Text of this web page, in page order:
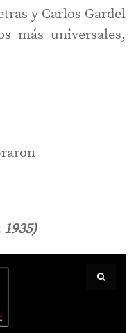
y Carlos Gardel
más universales,